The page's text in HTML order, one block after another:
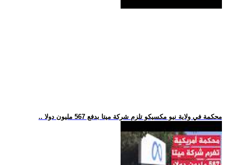
.. محكمة في ولاية نيو مكسيكو تلزم شركة ميتا بدفع 567 مليون دولا